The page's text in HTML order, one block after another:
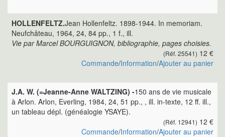
HOLLENFELTZ.Jean Hollenfeltz. 1898-1944. In memoriam.
Neufchâteau, 1964, 24, 84 pp., 1 f., ill.
Vie par Marcel BOURGUIGNON, bibliographie, pages choisies.
(Réf. 25541) 12 €
Commande/Information/Ajouter au panier
J.A. W. (=Jeanne-Anne WALTZING) -150 ans de vie musicale
à Arlon. Arlon, Everling, 1984, 24, 51 pp., , ill. in-texte, 12 ff. ill.,
un tableau dépl. (généalogie YSAYE).
(Réf. 12941) 12 €
Commande/Information/Ajouter au panier